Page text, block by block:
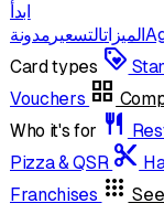
ابدأ
الميزاتالتسعير مدونة
Card types loyalty
Vouchers grid_view
Who it's for restaurant
Pizza & QSR content_cut
Franchises apps